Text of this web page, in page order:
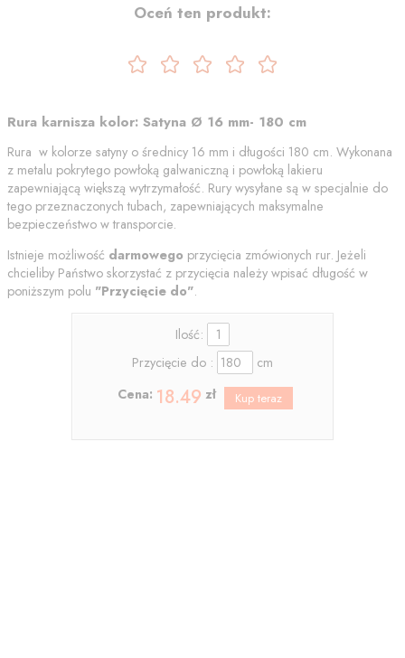
Oceń ten produkt:
Rura karnisza kolor: Satyna Ø 16 mm- 180 cm
Rura w kolorze satyny o średnicy 16 mm i długości 180 cm. Wykonana
z metalu pokrytego powłoką galwaniczną i powłoką lakieru
zapewniającą większą wytrzymałość. Rury wysyłane są w specjalnie do
tego przeznaczonych tubach, zapewniających maksymalne
bezpieczeństwo w transporcie.
Istnieje możliwość darmowego przycięcia zmówionych rur. Jeżeli
chcieliby Państwo skorzystać z przycięcia należy wpisać długość w
poniższym polu "Przycięcie do".
Ilość:
Przycięcie do :
cm
Cena: 18.49 zł